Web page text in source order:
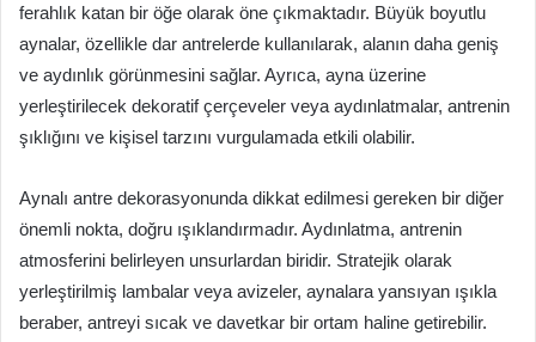
ferahlık katan bir öğe olarak öne çıkmaktadır. Büyük boyutlu
aynalar, özellikle dar antrelerde kullanılarak, alanın daha geniş
ve aydınlık görünmesini sağlar. Ayrıca, ayna üzerine
yerleştirilecek dekoratif çerçeveler veya aydınlatmalar, antrenin
şıklığını ve kişisel tarzını vurgulamada etkili olabilir.
Aynalı antre dekorasyonunda dikkat edilmesi gereken bir diğer
önemli nokta, doğru ışıklandırmadır. Aydınlatma, antrenin
atmosferini belirleyen unsurlardan biridir. Stratejik olarak
yerleştirilmiş lambalar veya avizeler, aynalara yansıyan ışıkla
beraber, antreyi sıcak ve davetkar bir ortam haline getirebilir.